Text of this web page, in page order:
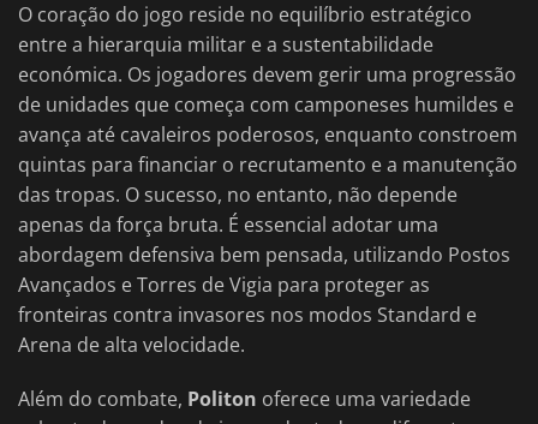
O coração do jogo reside no equilíbrio estratégico
entre a hierarquia militar e a sustentabilidade
económica. Os jogadores devem gerir uma progressão
de unidades que começa com camponeses humildes e
avança até cavaleiros poderosos, enquanto constroem
quintas para financiar o recrutamento e a manutenção
das tropas. O sucesso, no entanto, não depende
apenas da força bruta. É essencial adotar uma
abordagem defensiva bem pensada, utilizando Postos
Avançados e Torres de Vigia para proteger as
fronteiras contra invasores nos modos Standard e
Arena de alta velocidade.
Além do combate, Politon oferece uma variedade